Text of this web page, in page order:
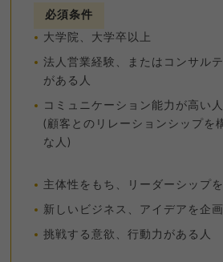
必須条件
大学院、大学卒以上
法人営業経験、またはコンサル
がある人
コミュニケーション能力が高い人
(顧客とのリレーションシップを
な人)
主体性をもち、リーダーシップ
新しいビジネス、アイデアを企
挑戦する意欲、行動力がある人